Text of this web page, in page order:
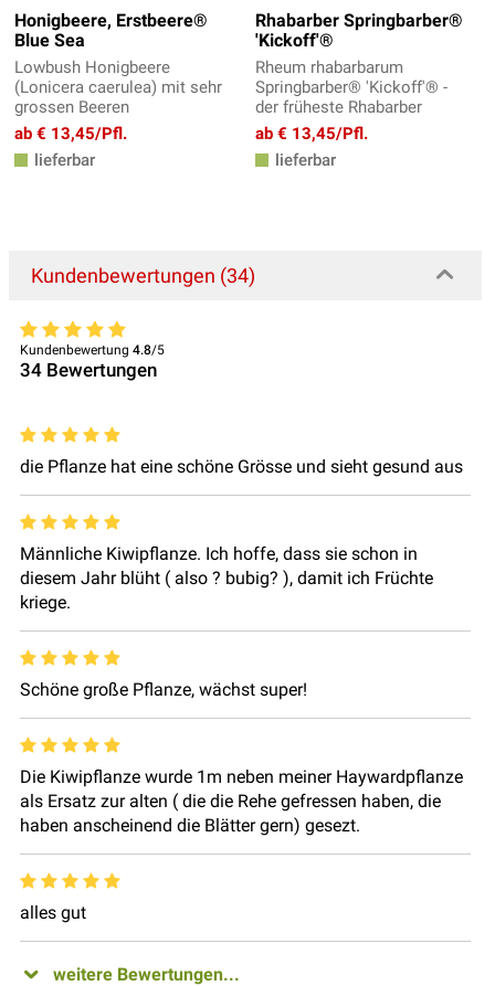
Honigbeere, Erstbeere®
Blue Sea
Lowbush Honigbeere
(Lonicera caerulea) mit sehr
grossen Beeren
ab € 13,45/Pfl.
lieferbar
Rhabarber Springbarber®
'Kickoff'®
Rheum rhabarbarum
Springbarber® 'Kickoff'® -
der früheste Rhabarber
ab € 13,45/Pfl.
lieferbar
Kundenbewertungen (34)
Kundenbewertung 4.8/5
34 Bewertungen
die Pflanze hat eine schöne Grösse und sieht gesund aus
Männliche Kiwipflanze. Ich hoffe, dass sie schon in
diesem Jahr blüht ( also ? bubig? ), damit ich Früchte
kriege.
Schöne große Pflanze, wächst super!
Die Kiwipflanze wurde 1m neben meiner Haywardpflanze
als Ersatz zur alten ( die die Rehe gefressen haben, die
haben anscheinend die Blätter gern) gesezt.
alles gut
weitere Bewertungen...